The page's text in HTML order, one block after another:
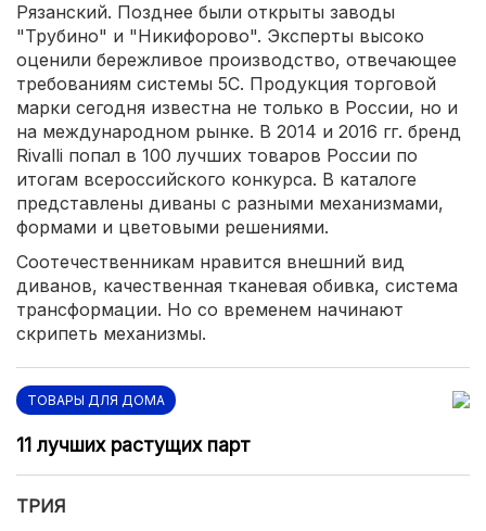
Рязанский. Позднее были открыты заводы
"Трубино" и "Никифорово". Эксперты высоко
оценили бережливое производство, отвечающее
требованиям системы 5С. Продукция торговой
марки сегодня известна не только в России, но и
на международном рынке. В 2014 и 2016 гг. бренд
Rivalli попал в 100 лучших товаров России по
итогам всероссийского конкурса. В каталоге
представлены диваны с разными механизмами,
формами и цветовыми решениями.
Соотечественникам нравится внешний вид
диванов, качественная тканевая обивка, система
трансформации. Но со временем начинают
скрипеть механизмы.
ТОВАРЫ ДЛЯ ДОМА
11 лучших растущих парт
ТРИЯ